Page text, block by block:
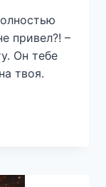
привел?! –
Он тебе
твоя.